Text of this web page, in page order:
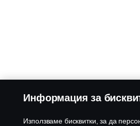
Информация за
Използваме бисквитки, за да